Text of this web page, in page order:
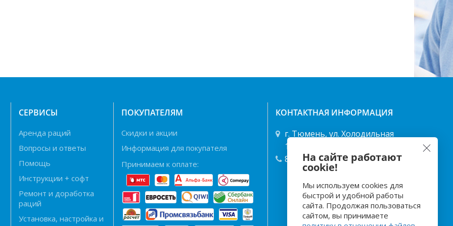
СЕРВИСЫ
Аренда раций
Вопросы и ответы
Помощь
Инструкции + софт
Ремонт и доработка
раций
Установка, настройка и
ПОКУПАТЕЛЯМ
Скидки и акции
Информация для покупателя
Принимаем к оплате:
КОНТАКТНАЯ ИНФОРМАЦИЯ
г. Тюмень, ул. Холодильная
122/1 ТД "Энергия"
8 (3452) 49-68-68 ,40-25-66
На сайте работают
cookie!
Мы используем cookies для
быстрой и удобной работы
сайта. Продолжая пользоваться
сайтом, вы принимаете